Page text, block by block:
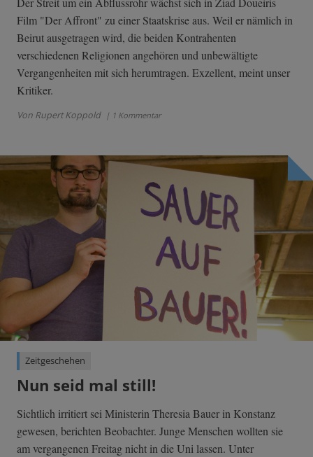
Film "Der Affront" zu einer Staatskrise aus. Weil er nämlich in
Beirut ausgetragen wird, die beiden Kontrahenten
verschiedenen Religionen angehören und unbewältigte
Vergangenheiten mit sich herumtragen. Exzellent, meint unser
Kritiker.
Von Rupert Koppold | 1 Kommentar
Zeitgeschehen
Nun seid mal still!
Sichtlich irritiert sei Ministerin Theresia Bauer in Konstanz
gewesen, berichten Beobachter. Junge Menschen wollten sie
am vergangenen Freitag nicht in die Uni lassen. Unter